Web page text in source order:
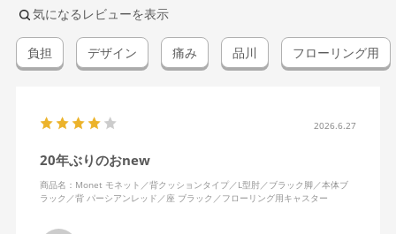
気になるレビューを表示
負担 デザイン 痛み 品川 フローリング用
2026.6.27
20年ぶりのおnew
商品名：Monet モネット／背クッションタイプ／L型肘／ブラック脚／本体ブ
ラック／背 パーシアンレッド／座 ブラック／フローリング用キャスター